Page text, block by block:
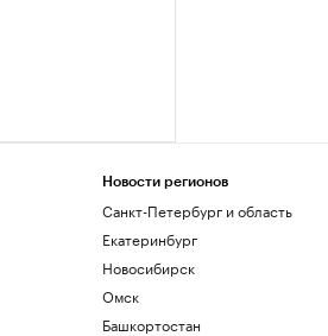
Новости регионов
Санкт-Петербург и область
Екатеринбург
Новосибирск
Омск
Башкортостан